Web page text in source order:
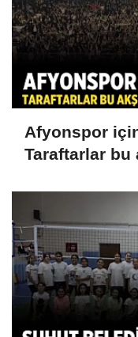
Afyonspor
Taraftarlar bu